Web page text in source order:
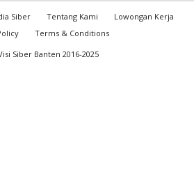
Siber Tentang Kami
Lowongan Kerja
Terms & Conditions
Siber Banten 2016-2025